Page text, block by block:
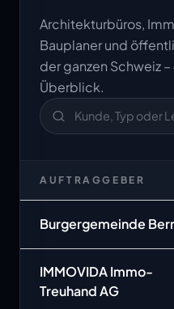
Architekturbüros,
Bauplaner und
der ganzen Schweiz –
Überblick.
AUFTRAGGEBER
Burgergemeinde
IMMOVIDA Immo-
Treuhand AG